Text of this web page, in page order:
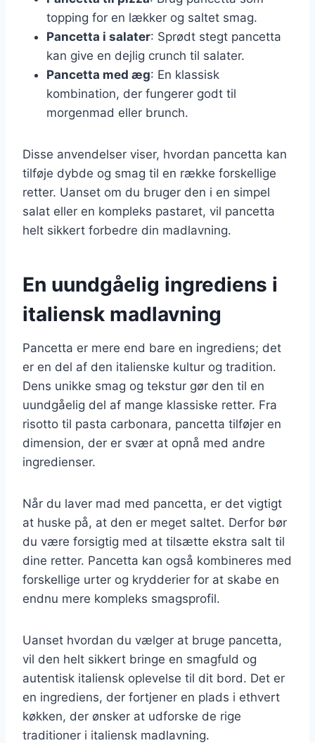
topping for en lækker og saltet smag.
Pancetta i salater: Sprødt stegt pancetta
kan give en dejlig crunch til salater.
Pancetta med æg: En klassisk
kombination, der fungerer godt til
morgenmad eller brunch.
Disse anvendelser viser, hvordan pancetta kan
tilføje dybde og smag til en række forskellige
retter. Uanset om du bruger den i en simpel
salat eller en kompleks pastaret, vil pancetta
helt sikkert forbedre din madlavning.
En uundgåelig ingrediens i
italiensk madlavning
Pancetta er mere end bare en ingrediens; det
er en del af den italienske kultur og tradition.
Dens unikke smag og tekstur gør den til en
uundgåelig del af mange klassiske retter. Fra
risotto til pasta carbonara, pancetta tilføjer en
dimension, der er svær at opnå med andre
ingredienser.
Når du laver mad med pancetta, er det vigtigt
at huske på, at den er meget saltet. Derfor bør
du være forsigtig med at tilsætte ekstra salt til
dine retter. Pancetta kan også kombineres med
forskellige urter og krydderier for at skabe en
endnu mere kompleks smagsprofil.
Uanset hvordan du vælger at bruge pancetta,
vil den helt sikkert bringe en smagfuld og
autentisk italiensk oplevelse til dit bord. Det er
en ingrediens, der fortjener en plads i ethvert
køkken, der ønsker at udforske de rige
traditioner i italiensk madlavning.